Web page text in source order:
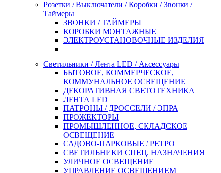
Розетки / Выключатели / Коробки / Звонки /
Таймеры
ЗВОНКИ / ТАЙМЕРЫ
КОРОБКИ МОНТАЖНЫЕ
ЭЛЕКТРОУСТАНОВОЧНЫЕ ИЗДЕЛИЯ
Светильники / Лента LED / Аксессуары
БЫТОВОЕ, КОММЕРЧЕСКОЕ,
КОММУНАЛЬНОЕ ОСВЕЩЕНИЕ
ДЕКОРАТИВНАЯ СВЕТОТЕХНИКА
ЛЕНТА LED
ПАТРОНЫ / ДРОССЕЛИ / ЭПРА
ПРОЖЕКТОРЫ
ПРОМЫШЛЕННОЕ, СКЛАДСКОЕ
ОСВЕЩЕНИЕ
САДОВО-ПАРКОВЫЕ / РЕТРО
СВЕТИЛЬНИКИ СПЕЦ. НАЗНАЧЕНИЯ
УЛИЧНОЕ ОСВЕЩЕНИЕ
УПРАВЛЕНИЕ ОСВЕЩЕНИЕМ